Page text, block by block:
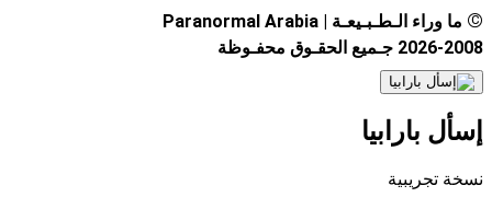
© ما وراء الـطـبـيعـة | Paranormal Arabia
2026-2008 جـميع الحقـوق محفـوظة
إسأل بارابيا
نسخة تجريبية